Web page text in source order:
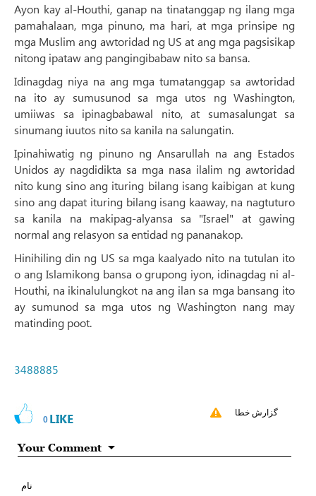
Ayon kay al-Houthi, ganap na tinatanggap ng ilang mga
pamahalaan, mga pinuno, ma hari, at mga prinsipe ng
mga Muslim ang awtoridad ng US at ang mga pagsisikap
nitong ipataw ang pangingibabaw nito sa bansa.
Idinagdag niya na ang mga tumatanggap sa awtoridad
na ito ay sumusunod sa mga utos ng Washington,
umiiwas sa ipinagbabawal nito, at sumasalungat sa
sinumang iuutos nito sa kanila na salungatin.
Ipinahiwatig ng pinuno ng Ansarullah na ang Estados
Unidos ay nagdidikta sa mga nasa ilalim ng awtoridad
nito kung sino ang ituring bilang isang kaibigan at kung
sino ang dapat ituring bilang isang kaaway, na nagtuturo
sa kanila na makipag-alyansa sa "Israel" at gawing
normal ang relasyon sa entidad ng pananakop.
Hinihiling din ng US sa mga kaalyado nito na tutulan ito
o ang Islamikong bansa o grupong iyon, idinagdag ni al-
Houthi, na ikinalulungkot na ang ilan sa mga bansang ito
ay sumunod sa mga utos ng Washington nang may
matinding poot.
3488885
0 LIKE گزارش خطا
Your Comment
نام